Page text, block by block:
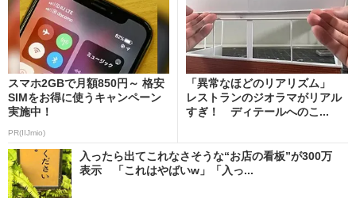
スマホ2GBで月額850円～ 格安
SIMをお得に使うキャンペーン
実施中！
PR(IIJmio)
「異常なほどのリアリズム」
レストランのジオラマがリアル
すぎ！ ディテールへのこ...
入ったら出てこれなさそうな“お店の看板”が300万
表示 「これはやばいw」「入っ...